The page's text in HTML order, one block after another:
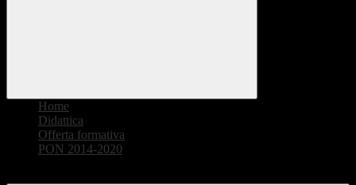
Home
Didattica
Offerta formativa
PON 2014-2020